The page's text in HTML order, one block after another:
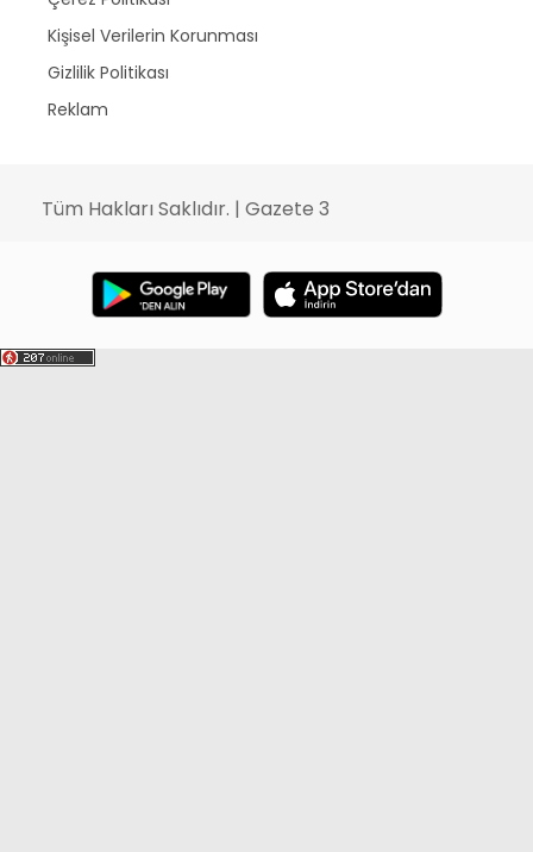
Kişisel Verilerin Korunması
Gizlilik Politikası
Reklam
Tüm Hakları Saklıdır. | Gazete 3